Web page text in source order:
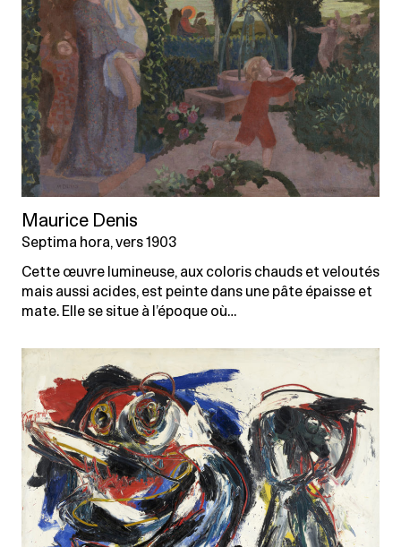
Maurice Denis
Septima hora, vers 1903
Cette œuvre lumineuse, aux coloris chauds et veloutés
mais aussi acides, est peinte dans une pâte épaisse et
mate. Elle se situe à l’époque où…